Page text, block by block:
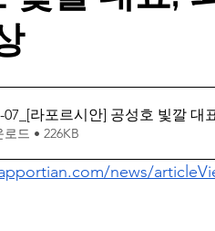
07_[라포르시안] 공성호 빛깔 대
로드 • 226KB
news/